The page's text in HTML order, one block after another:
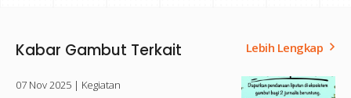
Kabar Gambut Terkait Lebih Lengkap
07 Nov 2025 | Kegiatan